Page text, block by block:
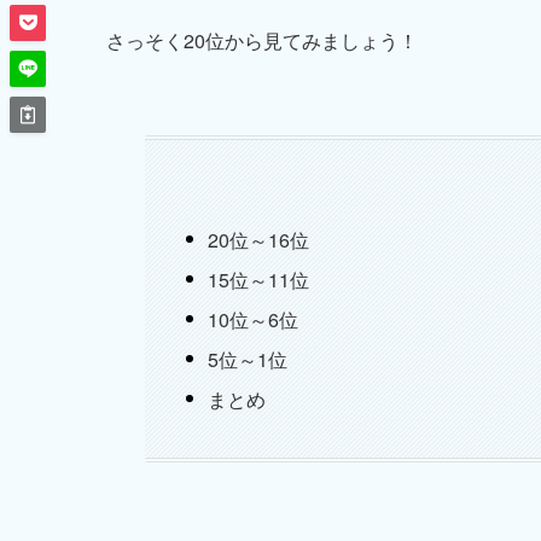
さっそく20位から見てみましょう！
20位～16位
15位～11位
10位～6位
5位～1位
まとめ